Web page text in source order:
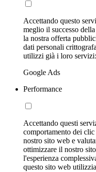
Accettando questo
meglio il successo
la nostra offerta
dati personali
utilizzi già i loro servizi:
Google Ads
Performance
Accettando questi
comportamento dei
nostro sito web e
ottimizzare il nostro
l'esperienza
questo sito web